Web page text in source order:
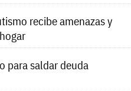
recibe amenazas y
para saldar deuda